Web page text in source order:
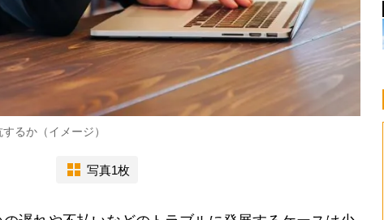
るか（イメージ）
写真1枚